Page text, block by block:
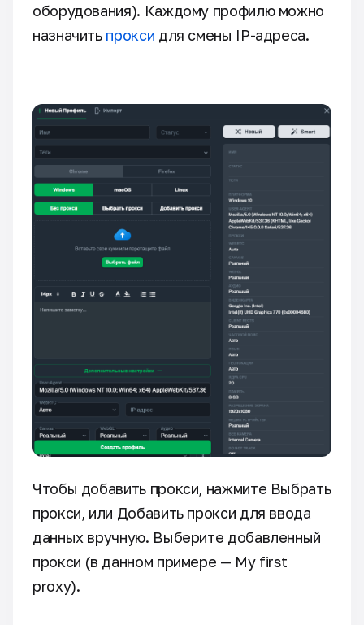
оборудования). Каждому профилю можно
назначить прокси для смены IP-адреса.
Чтобы добавить прокси, нажмите Выбрать
прокси, или Добавить прокси для ввода
данных вручную. Выберите добавленный
прокси (в данном примере — My first
proxy).